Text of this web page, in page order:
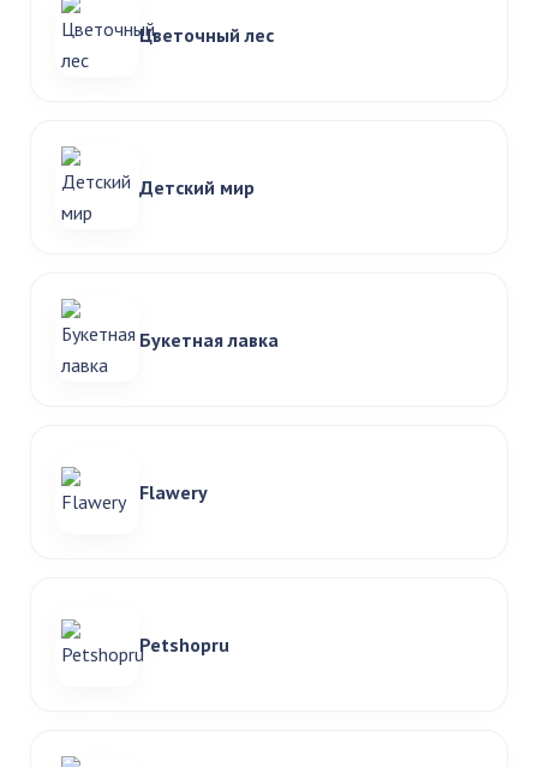
Цветочный лес
Детский мир
Букетная лавка
Flawery
Petshopru